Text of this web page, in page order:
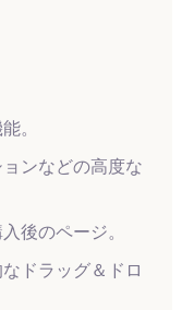
。
ンなどの高度な
後のページ。
ドラッグ＆ドロ